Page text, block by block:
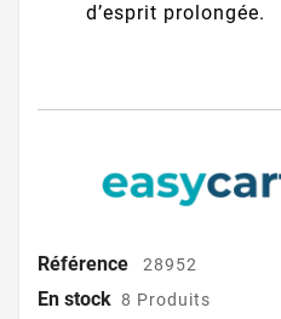
d’esprit prolongée.
Référence 28952
En stock 8 Produits